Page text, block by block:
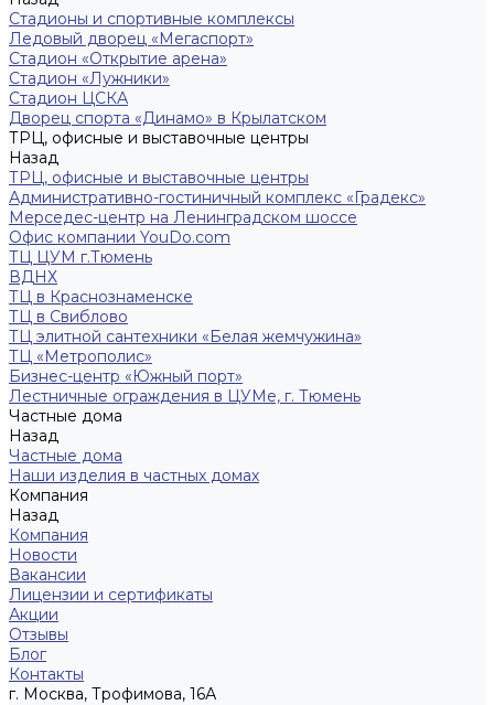
Стадионы и спортивные комплексы
Ледовый дворец «Мегаспорт»
Стадион «Открытие арена»
Стадион «Лужники»
Стадион ЦСКА
Дворец спорта «Динамо» в Крылатском
ТРЦ, офисные и выставочные центры
Назад
ТРЦ, офисные и выставочные центры
Административно-гостиничный комплекс «Градекс»
Мерседес-центр на Ленинградском шоссе
Офис компании YouDo.com
ТЦ ЦУМ г.Тюмень
ВДНХ
ТЦ в Краснознаменске
ТЦ в Свиблово
ТЦ элитной сантехники «Белая жемчужина»
ТЦ «Метрополис»
Бизнес-центр «Южный порт»
Лестничные ограждения в ЦУМе, г. Тюмень
Частные дома
Назад
Частные дома
Наши изделия в частных домах
Компания
Назад
Компания
Новости
Вакансии
Лицензии и сертификаты
Акции
Отзывы
Блог
Контакты
г. Москва, Трофимова, 16А